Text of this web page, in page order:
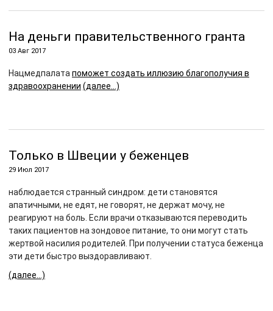
На деньги правительственного гранта
03 Авг 2017
Нацмедпалата поможет создать иллюзию благополучия в
здравоохранении (далее…)
Только в Швеции у беженцев
29 Июл 2017
наблюдается странный синдром: дети становятся
апатичными, не едят, не говорят, не держат мочу, не
реагируют на боль. Если врачи отказываются переводить
таких пациентов на зондовое питание, то они могут стать
жертвой насилия родителей. При получении статуса беженца
эти дети быстро выздоравливают.
(далее…)